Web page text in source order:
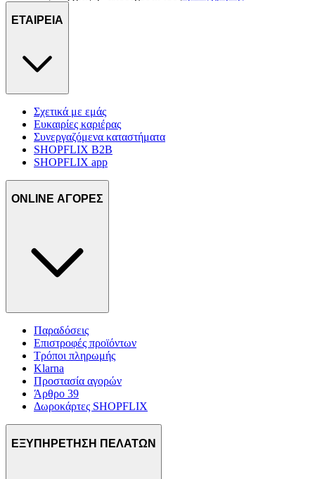
ΕΤΑΙΡΕΙΑ
Σχετικά με εμάς
Ευκαιρίες καριέρας
Συνεργαζόμενα καταστήματα
SHOPFLIX B2B
SHOPFLIX app
ONLINE ΑΓΟΡΕΣ
Παραδόσεις
Επιστροφές προϊόντων
Τρόποι πληρωμής
Klarna
Προστασία αγορών
Άρθρο 39
Δωροκάρτες SHOPFLIX
ΕΞΥΠΗΡΕΤΗΣΗ ΠΕΛΑΤΩΝ